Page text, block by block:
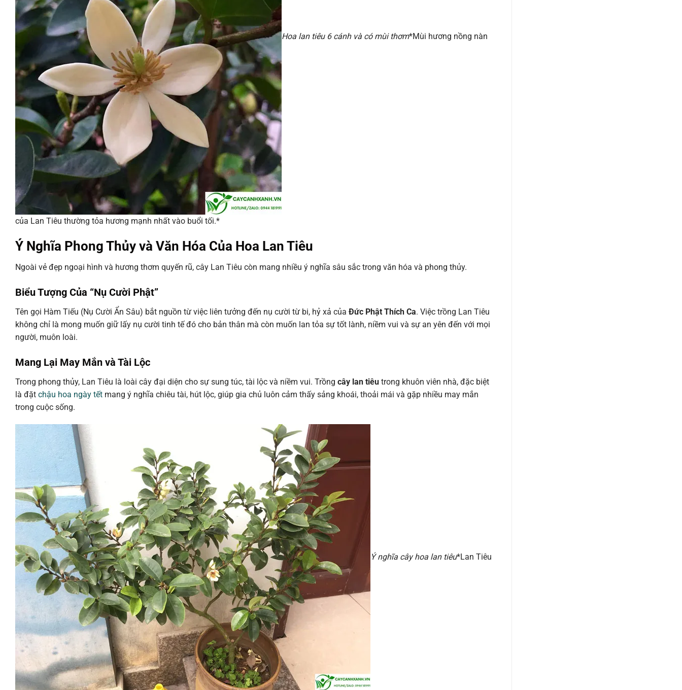
Hoa lan tiêu 6 cánh và có mùi thơm*Mùi hương nồng nàn
của Lan Tiêu thường tỏa hương mạnh nhất vào buổi tối.*
Ý Nghĩa Phong Thủy và Văn Hóa Của Hoa Lan Tiêu
Ngoài vẻ đẹp ngoại hình và hương thơm quyến rũ, cây Lan Tiêu còn mang nhiều ý nghĩa sâu sắc trong văn hóa và phong thủy.
Biểu Tượng Của “Nụ Cười Phật”
Tên gọi Hàm Tiếu (Nụ Cười Ẩn Sâu) bắt nguồn từ việc liên tưởng đến nụ cười từ bi, hỷ xả của Đức Phật Thích Ca. Việc trồng Lan Tiêu
không chỉ là mong muốn giữ lấy nụ cười tinh tế đó cho bản thân mà còn muốn lan tỏa sự tốt lành, niềm vui và sự an yên đến với mọi
người, muôn loài.
Mang Lại May Mắn và Tài Lộc
Trong phong thủy, Lan Tiêu là loài cây đại diện cho sự sung túc, tài lộc và niềm vui. Trồng cây lan tiêu trong khuôn viên nhà, đặc biệt
là đặt chậu hoa ngày tết mang ý nghĩa chiêu tài, hút lộc, giúp gia chủ luôn cảm thấy sảng khoái, thoải mái và gặp nhiều may mắn
trong cuộc sống.
Ý nghĩa cây hoa lan tiêu*Lan Tiêu